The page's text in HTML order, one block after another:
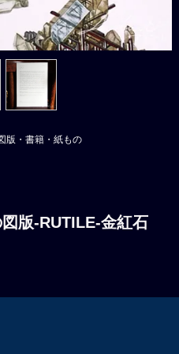
版・書籍・紙もの
版-RUTILE-金紅石